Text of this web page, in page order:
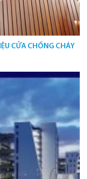
CỬA CHỐNG CHÁY